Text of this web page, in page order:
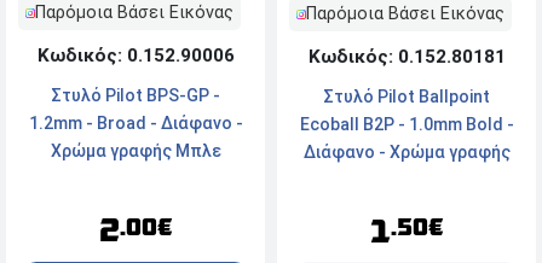
Παρόμοια Βάσει Εικόνας
Κωδικός: 0.152.90006
Στυλό Pilot BPS-GP -
1.2mm - Broad - Διάφανο -
Χρώμα γραφής Μπλε
2.00€
Παρόμοια Βάσει Εικόνας
Κωδικός: 0.152.80181
Στυλό Pilot Ballpoint
Ecoball B2P - 1.0mm Bold -
Διάφανο - Χρώμα γραφής
1.50€